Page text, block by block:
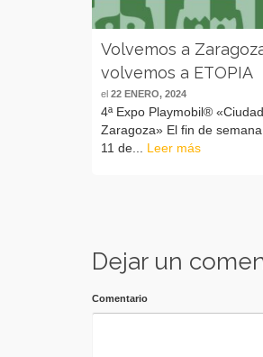
Volvemos a
volvemos a ETOPIA
el 22 ENERO, 2024
4ª Expo Playmobil®
Zaragoza» El fin de
11 de... Leer más
Dejar un
Comentario